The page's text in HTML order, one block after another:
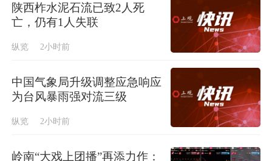
陕西柞水泥石流已致2人死
亡，仍有1人失联
纵览 2小时前
中国气象局升级调整应急响应
为台风暴雨强对流三级
纵览 2小时前
岭南“大戏上团播”再添力作：